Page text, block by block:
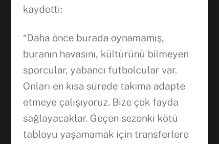
kaydetti:
“Daha önce burada oynamamış,
buranın havasını, kültürünü bilmeyen
sporcular, yabancı futbolcular var.
Onları en kısa sürede takıma adapte
etmeye çalışıyoruz. Bize çok fayda
sağlayacaklar. Geçen sezonki kötü
tabloyu yaşamamak için transferlere